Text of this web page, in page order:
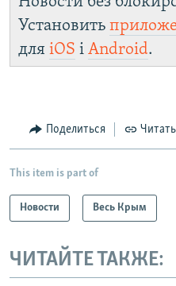
Установить
для iOS і Android.
Поделиться
This item is part of
Новости Весь Крым
ЧИТАЙТЕ ТАКЖЕ: